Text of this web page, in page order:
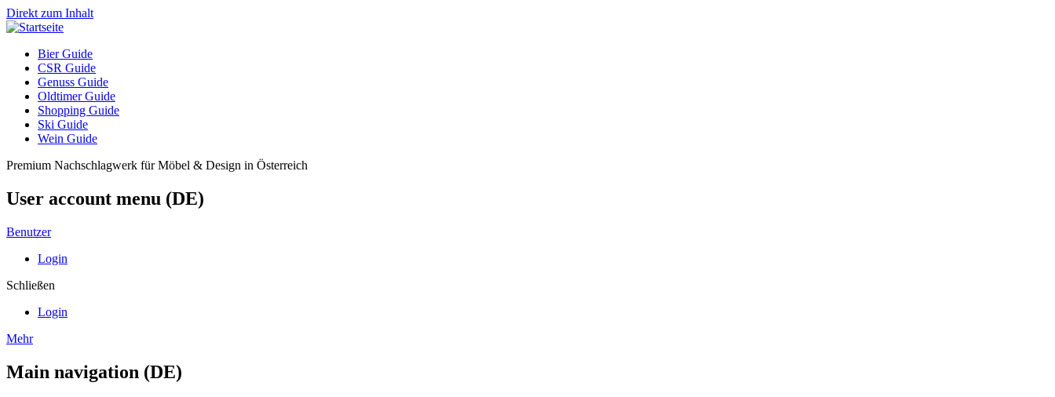
Direkt zum Inhalt
Bier Guide
CSR Guide
Genuss Guide
Oldtimer Guide
Shopping Guide
Ski Guide
Wein Guide
Premium Nachschlagwerk für Möbel & Design in Österreich
User account menu (DE)
Benutzer
Login
Schließen
Login
Mehr
Main navigation (DE)